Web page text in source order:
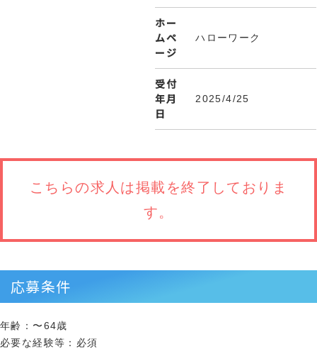
ホー
ムペ
ージ
ハローワーク
受付
年月
日
2025/4/25
こちらの求人は掲載を終了しておりま
す。
応募条件
年齢：〜64歳
必要な経験等：必須